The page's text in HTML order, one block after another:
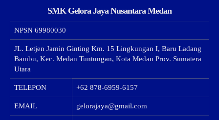
SMK Gelora Jaya Nusantara Medan
NPSN 69980030
JL. Letjen Jamin Ginting Km. 15 Lingkungan I, Baru Ladang
Bambu, Kec. Medan Tuntungan, Kota Medan Prov. Sumatera
Utara
TELEPON +62 878-6959-6157
EMAIL gelorajaya@gmail.com